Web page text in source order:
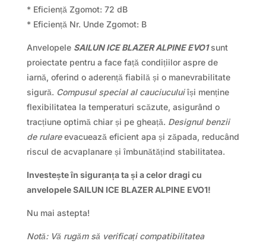
* Eficiență Zgomot: 72 dB
* Eficiență Nr. Unde Zgomot: B
Anvelopele SAILUN ICE BLAZER ALPINE EVO1sunt
proiectate pentru a face față condițiilor aspre de
iarnă, oferind o aderență fiabilă și o manevrabilitate
sigură. Compusul special al cauciuculuiîși menține
flexibilitatea la temperaturi scăzute, asigurând o
tracțiune optimă chiar și pe gheață. Designul benzii
de rulareevacuează eficient apa și zăpada, reducând
riscul de acvaplanare și îmbunătățind stabilitatea.
Investește în siguranța ta și a celor dragi cu
anvelopele SAILUN ICE BLAZER ALPINE EVO1!
Nu mai astepta!
Notă: Vă rugăm să verificați compatibilitatea